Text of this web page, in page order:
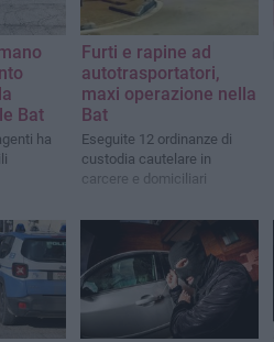
Bat
ha
Furti e rapine ad
autotrasportatori,
maxi operazione nella
Bat
Eseguite 12 ordinanze di
custodia cautelare in
carcere e domiciliari